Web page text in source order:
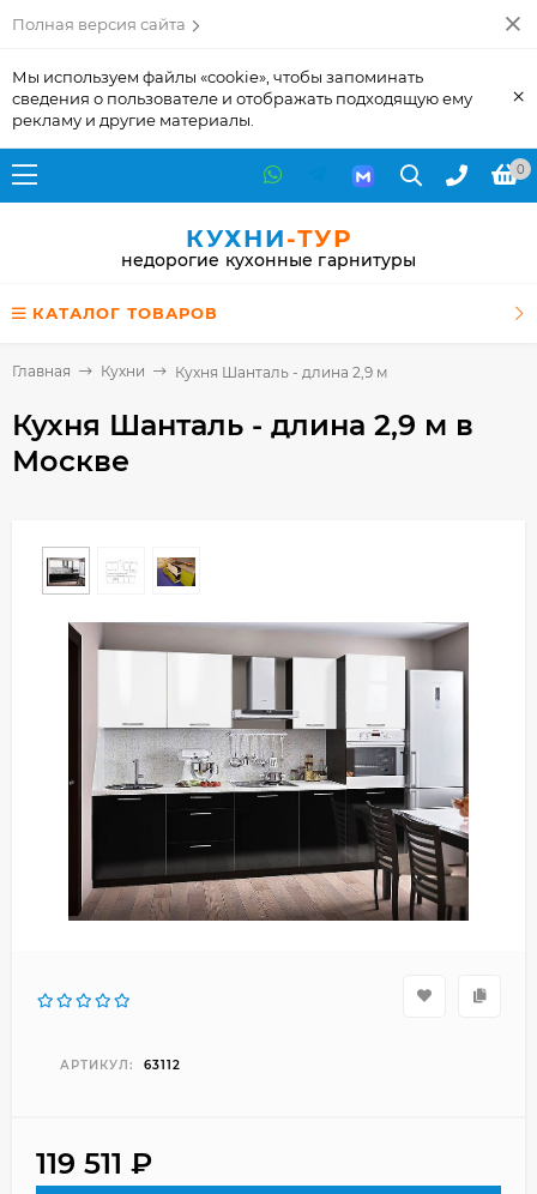
Полная версия сайта
Мы используем файлы «cookie», чтобы запоминать
сведения о пользователе и отображать подходящую ему
рекламу и другие материалы.
×
0
КУХНИ-ТУР
недорогие кухонные гарнитуры
КАТАЛОГ ТОВАРОВ
Главная Кухни Кухня Шанталь - длина 2,9 м
Кухня Шанталь - длина 2,9 м в
Москве
АРТИКУЛ: 63112
119 511 ₽